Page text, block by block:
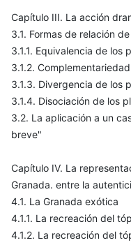
Capítulo III. La acción
3.1. Formas de relación
3.1.1. Equivalencia de los
3.1.2.
3.1.3. Divergencia de los
3.1.4. Disociación de los
3.2. La aplicación a un
breve"
Capítulo IV. La
Granada. entre la
4.1. La Granada exótica
4.1.1. La recreación del
4.1.2. La recreación del